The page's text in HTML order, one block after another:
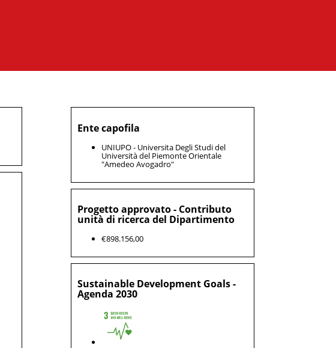
Ente capofila
UNIUPO - Universita Degli Studi del
Università del Piemonte Orientale
"Amedeo Avogadro"
Progetto approvato - Contributo
unità di ricerca del Dipartimento
€898.156,00
Sustainable Development Goals -
Agenda 2030